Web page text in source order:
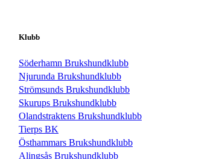
Klubb
Söderhamn Brukshundklubb
Njurunda Brukshundklubb
Strömsunds Brukshundklubb
Skurups Brukshundklubb
Olandstraktens Brukshundklubb
Tierps BK
Östhammars Brukshundklubb
Alingsås Brukshundklubb